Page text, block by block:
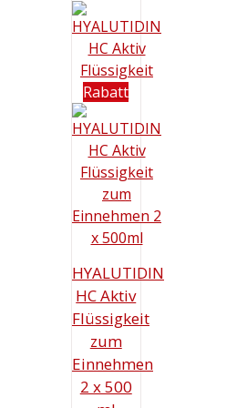
59,99 €.
Rabatt
HYALUTIDIN
HC Aktiv
Flüssigkeit
zum
Einnehmen
2 x 500